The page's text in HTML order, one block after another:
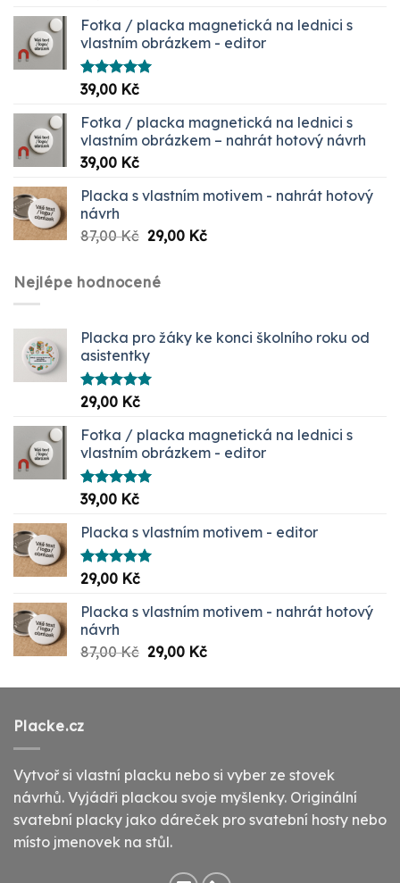
5.00
Fotka / placka magnetická na lednici s
vlastním obrázkem - editor
Hodnocení
5.00
39,00 Kč
Fotka / placka magnetická na lednici s
vlastním obrázkem – nahrát hotový návrh
39,00 Kč
Placka s vlastním motivem - nahrát hotový
návrh
87,00Kč Původní
byla:
87,00 Kč.
29,00 KčAktuální
Nejlépe hodnocené
Placka pro žáky ke konci školního roku od
asistentky
Hodnocení
5.00
29,00 Kč
Fotka / placka magnetická na lednici s
vlastním obrázkem - editor
Hodnocení
5.00
39,00 Kč
Placka s vlastním motivem - editor
Hodnocení
5.00
29,00 Kč
Placka s vlastním motivem - nahrát hotový
návrh
87,00Kč Původní
byla:
29,00 KčAktuální
je:
Placke.cz
Vytvoř si vlastní placku nebo si vyber ze stovek
návrhů. Vyjádři plackou svoje myšlenky. Originální
svatební placky jako dáreček pro svatební hosty nebo
místo jmenovek na stůl.